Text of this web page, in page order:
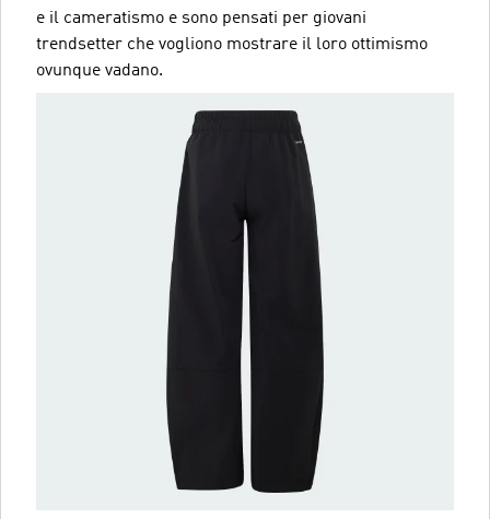
e il cameratismo e sono pensati per giovani
trendsetter che vogliono mostrare il loro ottimismo
ovunque vadano.